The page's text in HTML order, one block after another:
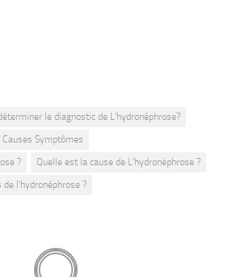
le diagnostic de L'hydronéphrose?
Symptômes
?
Quelle est la cause de L'hydronéphrose ?
l'hydronéphrose ?